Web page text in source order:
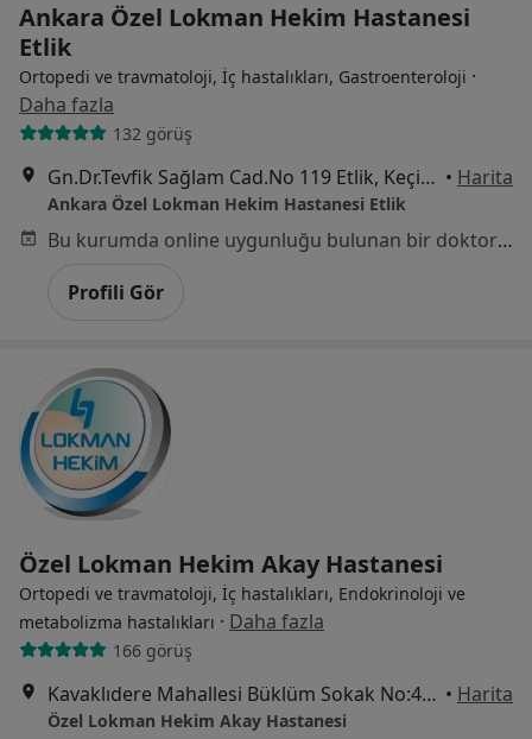
Ankara Özel Lokman Hekim Hastanesi
Etlik
Ortopedi ve travmatoloji, İç hastalıkları, Gastroenteroloji ·
Daha fazla
132 görüş
Gn.Dr.Tevfik Sağlam Cad.No 119 Etlik, Keçiören • Harita
Ankara Özel Lokman Hekim Hastanesi Etlik
Bu kurumda online uygunluğu bulunan bir doktor veya uzman bulunamadı
Profili Gör
Özel Lokman Hekim Akay Hastanesi
Ortopedi ve travmatoloji, İç hastalıkları, Endokrinoloji ve
metabolizma hastalıkları · Daha fazla
166 görüş
Kavaklıdere Mahallesi Büklüm Sokak No:4, Çankaya • Harita
Özel Lokman Hekim Akay Hastanesi